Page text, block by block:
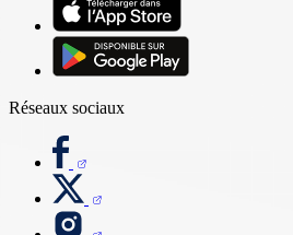
Réseaux sociaux